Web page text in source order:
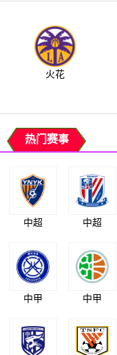
火花
热门赛事
中超 中超
中甲 中甲